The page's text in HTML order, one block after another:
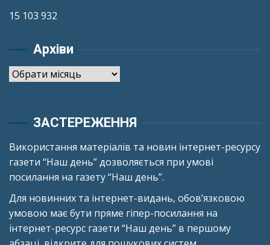
15 103 932
Архіви
Архіви
ЗАСТЕРЕЖЕННЯ
Використання матеріалів та новин інтернет-ресурсу
газети “Наш день” дозволяється при умові
посилання на газету “Наш день”.
Для новинних та інтернет-видань, обов’язковою
умовою має бути пряме гіпер-посилання на
інтернет-ресурс газети “Наш день” в першому